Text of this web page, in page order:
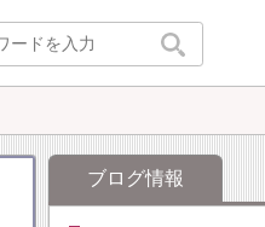
ブログ情報